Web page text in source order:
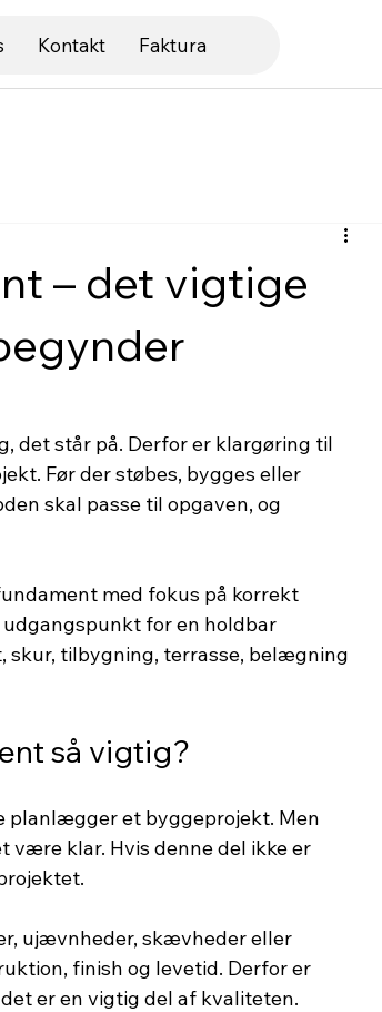
Kontakt Faktura
– det vigtige
det står på. Derfor er klargøring til
Før der støbes, bygges eller
skal passe til opgaven, og
med fokus på korrekt
for en holdbar
skur, tilbygning, terrasse, belægning
så vigtig?
planlægger et byggeprojekt. Men
være klar. Hvis denne del ikke er
ujævnheder, skævheder eller
finish og levetid. Derfor er
er en vigtig del af kvaliteten.